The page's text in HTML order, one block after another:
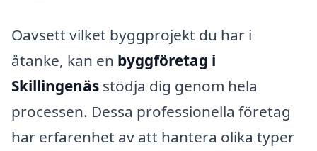
Oavsett vilket byggprojekt du har i
åtanke, kan en byggföretag i
Skillingenäs stödja dig genom hela
processen. Dessa professionella företag
har erfarenhet av att hantera olika typer